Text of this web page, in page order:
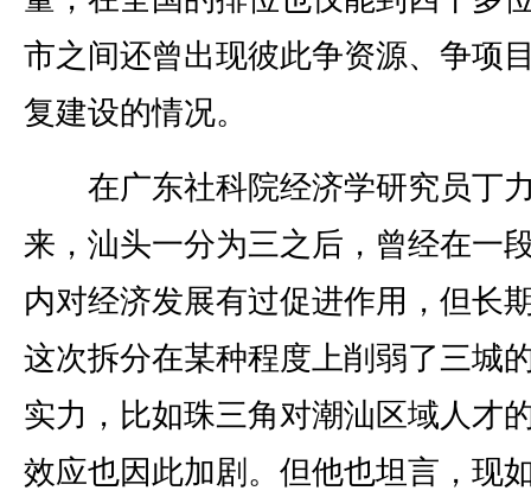
市之间还曾出现彼此争资源、争项
复建设的情况。
在广东社科院经济学研究员丁
来，汕头一分为三之后，曾经在一
内对经济发展有过促进作用，但长
这次拆分在某种程度上削弱了三城
实力，比如珠三角对潮汕区域人才
效应也因此加剧。但他也坦言，现